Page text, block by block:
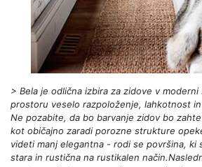
> Bela je odlična izbira za zidove v moderni
prostoru veselo razpoloženje, lahkotnost
Ne pozabite, da bo barvanje zidov bo
kot običajno zaradi porozne strukture
videti manj elegantna - rodi se površina, ki
stara in rustična na rustikalen